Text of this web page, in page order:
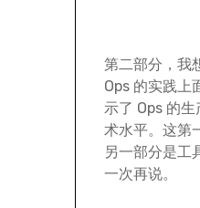
第二部分，我
Ops 的实践上
示了 Ops 的
术水平。这第
另一部分是工
一次再说。